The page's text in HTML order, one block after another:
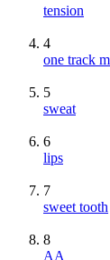
tension
4
one track
5
sweat
6
lips
7
sweet tooth
8
AA